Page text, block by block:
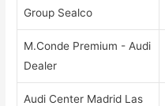
Group Sealco
M.Conde Premium - Audi
Dealer
Audi Center Madrid Las